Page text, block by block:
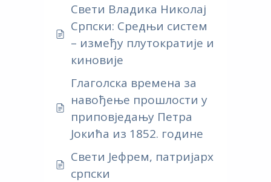
Свети Владика Николај
Српски: Средњи систем
– између плутократије и
киновијe
Глаголска времена за
навођење прошлости у
приповједању Петра
Јокића из 1852. године
Свети Јефрем, патријарх
српски